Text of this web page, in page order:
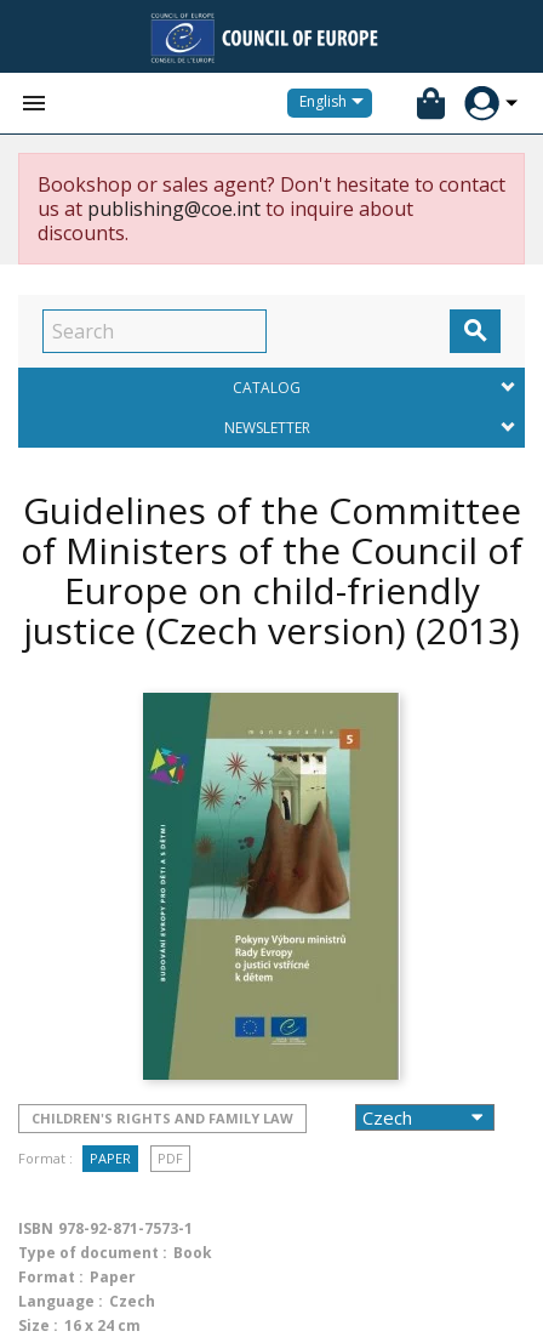
 English
Bookshop or sales agent? Don't hesitate to contact
us at publishing@coe.intto inquire about
discounts.

CATALOG
NEWSLETTER
Guidelines of the Committee
of Ministers of the Council of
Europe on child-friendly
justice (Czech version) (2013)
CHILDREN'S RIGHTS AND FAMILY LAW
Format : PAPER PDF
ISBN 978-92-871-7573-1
Type of document : Book
Format : Paper
Language : Czech
Size : 16 x 24 cm